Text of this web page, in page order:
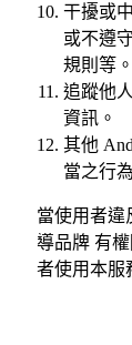
干擾或
或不遵
規則等。
追蹤他
資訊。
其他
當之行
當使用者違
導品牌 有
者使用本服